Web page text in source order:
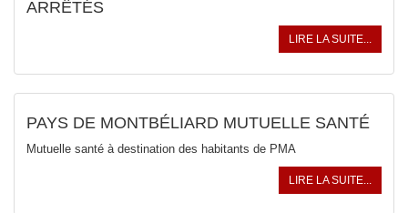
ARRÊTÉS
LIRE LA SUITE...
PAYS DE MONTBÉLIARD MUTUELLE SANTÉ
Mutuelle santé à destination des habitants de PMA
LIRE LA SUITE...